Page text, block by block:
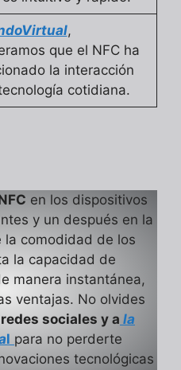
,
que el NFC ha
la interacción
cotidiana.
en los dispositivos
y un después en la
la comodidad de los
la capacidad de
manera instantánea,
ventajas. No olvides
sociales y a la
l para no perderte
tecnológicas